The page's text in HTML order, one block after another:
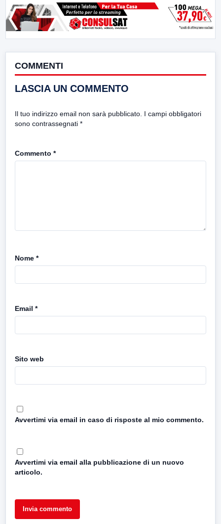
COMMENTI
LASCIA UN COMMENTO
Il tuo indirizzo email non sarà pubblicato. I campi obbligatori
sono contrassegnati *
Commento *
Nome *
Email *
Sito web
Avvertimi via email in caso di risposte al mio commento.
Avvertimi via email alla pubblicazione di un nuovo
articolo.